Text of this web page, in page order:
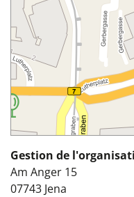
Gestion de
Am Anger 15
07743 Jena